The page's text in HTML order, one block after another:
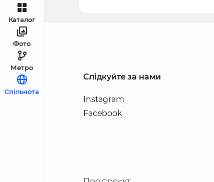
Каталог
Фото
Метро
Спільнота
Слідкуйте за нами
Instagram
Facebook